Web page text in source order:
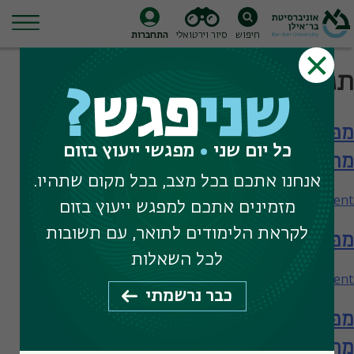
Skip
to
חיפוש סיור וירטואלי התחברות
תגית חיפוש:
מפגש עם המחלקה לפסיכולוגיה – תארים
מתקדמים
Leave a Comment
on
עם
המחלקה
תארים
מפגש עם המחלקה לפסיכולוגיה
Leave a Comment
on
מפגש
מפגש עם המחלקה לפסיכולוגיה – תארים
מתקדמים
שניפגש?
כל יום שני מפגשי ייעוץ בזום
אנחנו אתכם בכל מצב, בכל מקום שתהיו.
מזמינים אתכם למפגש ייעוץ בזום
לקראת הלימודים לתואר, עם תשובות
לכל השאלות
כבר נרשמתי